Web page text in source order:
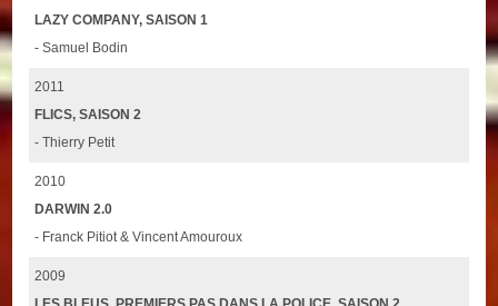
LAZY COMPANY, SAISON 1
- Samuel Bodin
2011
FLICS, SAISON 2
- Thierry Petit
2010
DARWIN 2.0
- Franck Pitiot & Vincent Amouroux
2009